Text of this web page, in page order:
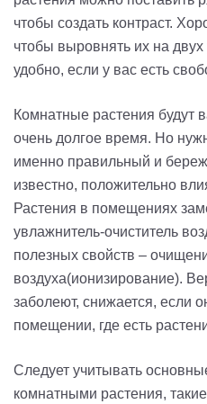
чтобы создать контраст.
чтобы выровнять их на
удобно, если у вас есть
Комнатные растения
очень долгое время. Но
именно правильный и
известно, положительно
Растения в помещениях
увлажнитель-очиститель
полезных свойств –
воздуха(ионизирование).
заболеют, снижается, если
помещении, где есть
Следует учитывать
комнатными растения,